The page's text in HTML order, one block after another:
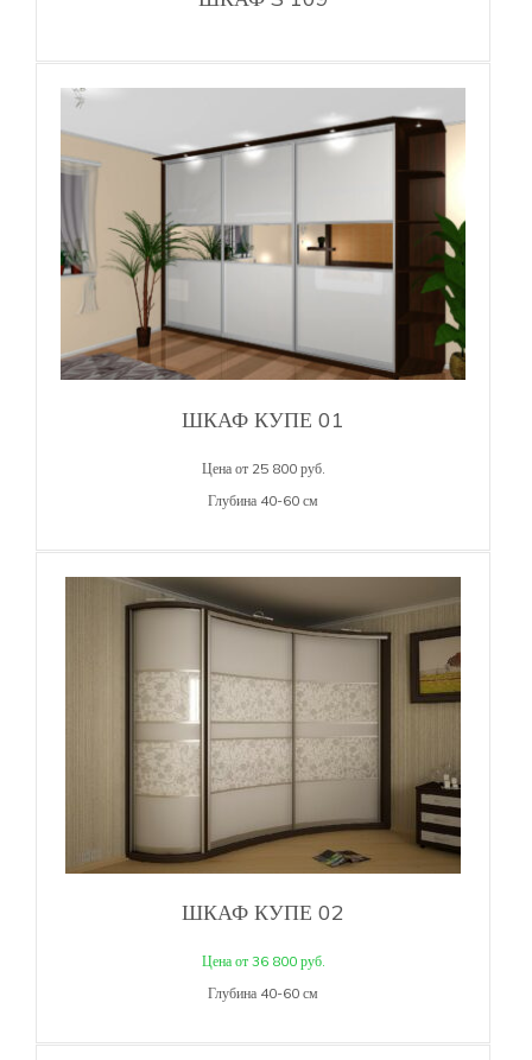
ШКАФ КУПЕ 01
Цена от 25 800 руб.
Глубина 40-60 см
ШКАФ КУПЕ 02
Цена от 36 800 руб.
Глубина 40-60 см